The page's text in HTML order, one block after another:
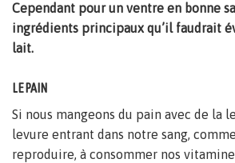
Cependant pour un ventre en bonne
ingrédients principaux qu’il faudrait
lait.
LE PAIN
Si nous mangeons du pain avec de la
levure entrant dans notre sang,
reproduire, à consommer nos